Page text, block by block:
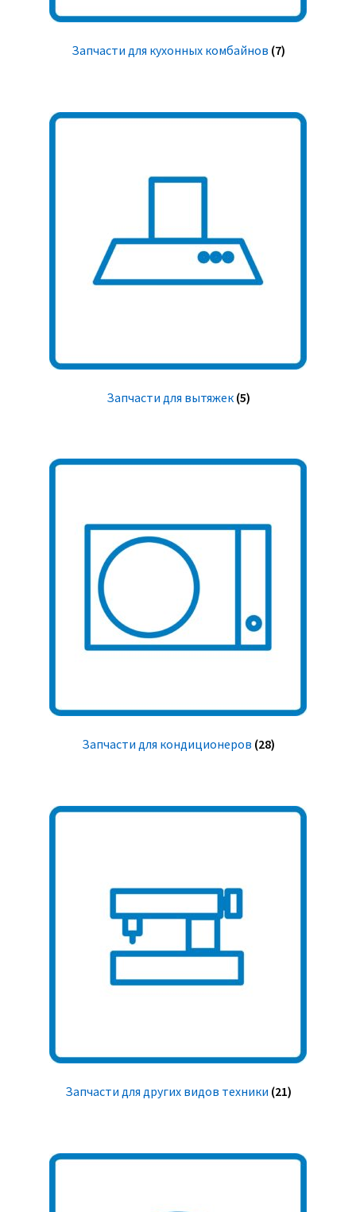
Запчасти для кухонных комбайнов (7)
Запчасти для вытяжек (5)
Запчасти для кондиционеров (28)
Запчасти для других видов техники (21)